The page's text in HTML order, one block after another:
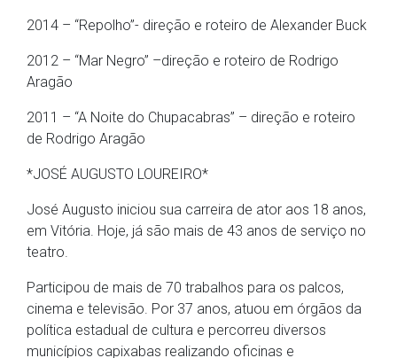
2014 – “Repolho”- direção e roteiro de Alexander Buck
2012 – “Mar Negro” –direção e roteiro de Rodrigo
Aragão
2011 – “A Noite do Chupacabras” – direção e roteiro
de Rodrigo Aragão
*JOSÉ AUGUSTO LOUREIRO*
José Augusto iniciou sua carreira de ator aos 18 anos,
em Vitória. Hoje, já são mais de 43 anos de serviço no
teatro.
Participou de mais de 70 trabalhos para os palcos,
cinema e televisão. Por 37 anos, atuou em órgãos da
política estadual de cultura e percorreu diversos
municípios capixabas realizando oficinas e